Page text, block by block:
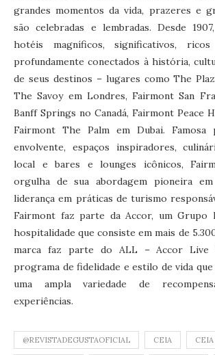
grandes momentos da vida, prazeres e
são celebradas e lembradas. Desde
hotéis magníficos, significativos,
profundamente conectados à história,
de seus destinos – lugares como The
The Savoy em Londres, Fairmont San
Banff Springs no Canadá, Fairmont Peace
Fairmont The Palm em Dubai.
envolvente, espaços inspiradores,
local e bares e lounges icônicos,
orgulha de sua abordagem pioneira
liderança em práticas de turismo
Fairmont faz parte da Accor, um Grupo
hospitalidade que consiste em mais de
marca faz parte do ALL – Accor
programa de fidelidade e estilo de vida
uma ampla variedade de
experiências.
@REVISTADEGUSTAOFICIAL CEIA